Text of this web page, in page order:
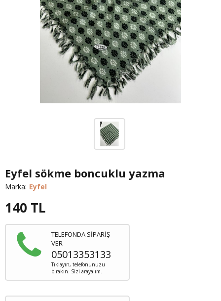
Eyfel sökme boncuklu yazma
Marka: Eyfel
140 TL
TELEFONDA SİPARİŞ
VER
05013353133
Tıklayın, telefonunuzu
bırakın. Sizi arayalım.